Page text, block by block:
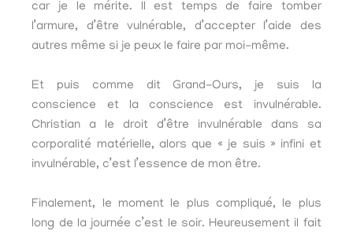
car je le mérite. Il est temps de faire tomber
l’armure, d’être vulnérable, d’accepter l’aide des
autres même si je peux le faire par moi-même.
Et puis comme dit Grand-Ours, je suis la
conscience et la conscience est invulnérable.
Christian a le droit d’être invulnérable dans sa
corporalité matérielle, alors que « je suis » infini et
invulnérable, c’est l’essence de mon être.
Finalement, le moment le plus compliqué, le plus
long de la journée c’est le soir. Heureusement il fait